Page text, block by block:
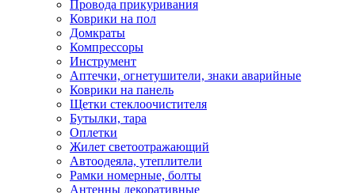
Провода прикуривания
Коврики на пол
Домкраты
Компрессоры
Инструмент
Аптечки, огнетушители, знаки аварийные
Коврики на панель
Щетки стеклоочистителя
Бутылки, тара
Оплетки
Жилет светоотражающий
Автоодеяла, утеплители
Рамки номерные, болты
Антенны декоративные